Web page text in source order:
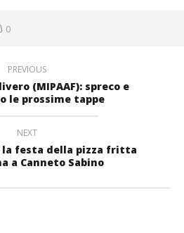
0
PREVIOUS
(MIPAAF): spreco e
le prossime tappe
NEXT
la festa della pizza fritta
a Canneto Sabino